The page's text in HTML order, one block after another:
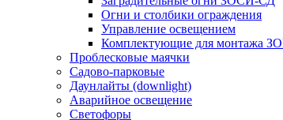
Огни и столбики ограждения
Управление освещением
Комплектующие для монтажа
Проблесковые маячки
Садово-парковые
Даунлайты (downlight)
Аварийное освещение
Светофоры